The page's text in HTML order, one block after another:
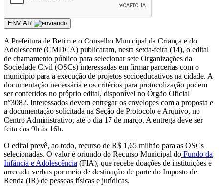
ENVIAR
A Prefeitura de Betim e o Conselho Municipal da Criança e do
Adolescente (CMDCA) publicaram, nesta sexta-feira (14), o edital
de chamamento público para selecionar sete Organizações da
Sociedade Civil (OSCs) interessadas em firmar parcerias com o
município para a execução de projetos socioeducativos na cidade. A
documentação necessária e os critérios para protocolização podem
ser conferidos no próprio edital, disponível no Órgão Oficial
n°3082. Interessados devem entregar os envelopes com a proposta e
a documentação solicitada na Seção de Protocolo e Arquivo, no
Centro Administrativo, até o dia 17 de março. A entrega deve ser
feita das 9h às 16h.
O edital prevê, ao todo, recurso de R$ 1,65 milhão para as OSCs
selecionadas. O valor é oriundo do Recurso Municipal do Fundo da
Infância e Adolescência (FIA), que recebe doações de instituições e
arrecada verbas por meio de destinação de parte do Imposto de
Renda (IR) de pessoas físicas e jurídicas.